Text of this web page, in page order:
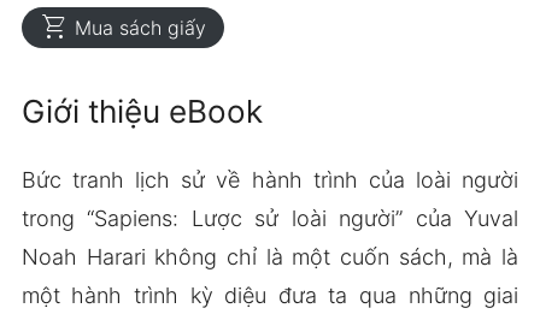
shopping_cart Mua sách giấy
Giới thiệu eBook
Bức tranh lịch sử về hành trình của loài người
trong “Sapiens: Lược sử loài người” của Yuval
Noah Harari không chỉ là một cuốn sách, mà là
một hành trình kỳ diệu đưa ta qua những giai